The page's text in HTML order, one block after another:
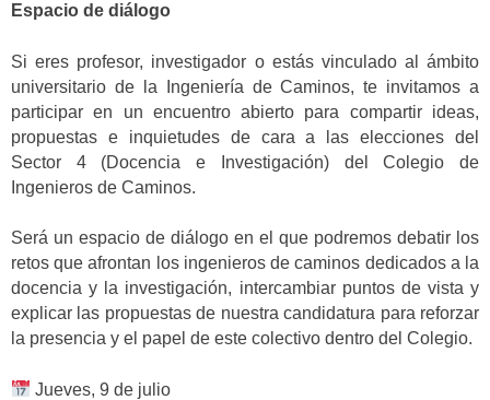
Espacio de diálogo
Si eres profesor, investigador o estás vinculado al ámbito
universitario de la Ingeniería de Caminos, te invitamos a
participar en un encuentro abierto para compartir ideas,
propuestas e inquietudes de cara a las elecciones del
Sector 4 (Docencia e Investigación) del Colegio de
Ingenieros de Caminos.
Será un espacio de diálogo en el que podremos debatir los
retos que afrontan los ingenieros de caminos dedicados a la
docencia y la investigación, intercambiar puntos de vista y
explicar las propuestas de nuestra candidatura para reforzar
la presencia y el papel de este colectivo dentro del Colegio.
Jueves, 9 de julio